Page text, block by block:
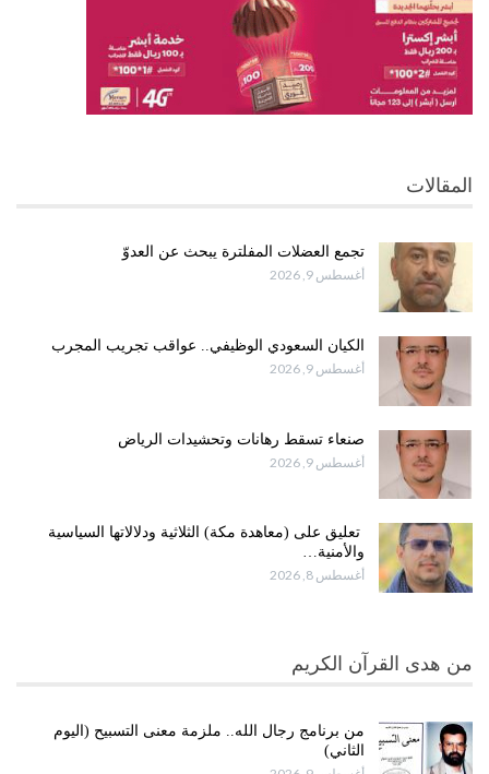
المقالات
تجمع العضلات المفلترة يبحث عن العدوّ
أغسطس 9, 2026
الكيان السعودي الوظيفي.. عواقب تجريب المجرب
أغسطس 9, 2026
صنعاء تسقط رهانات وتحشيدات الرياض
أغسطس 9, 2026
تعليق على (معاهدة مكة) الثلاثية ودلالاتها السياسية
والأمنية…
أغسطس 8, 2026
من هدى القرآن الكريم
من برنامج رجال الله.. ملزمة معنى التسبيح (اليوم
الثاني)